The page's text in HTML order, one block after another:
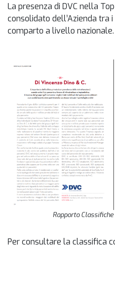
La presenza di DVC nella
consolidato dell’Azienda tra
comparto a livello nazionale.
Rapporto
Per consultare la classifica